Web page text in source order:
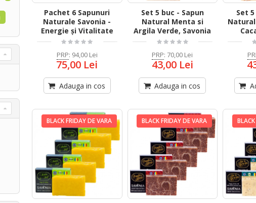
Pachet 6 Sapunuri
Naturale Savonia -
Energie și Vitalitate
PRP: 94,00 Lei
75,00 Lei
Adauga in cos
Set 5 buc - Sapun
Natural Menta si
Argila Verde, Savonia
PRP: 70,00 Lei
43,00 Lei
Adauga in cos
Set
BLACK FRIDAY DE VARA BLACK FRIDAY DE VARA